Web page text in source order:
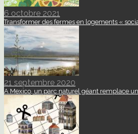
6 octobre 2021
Transformer des fermes en logements «
21 septembre 2020
A Mexico, un parc naturel géant remplace